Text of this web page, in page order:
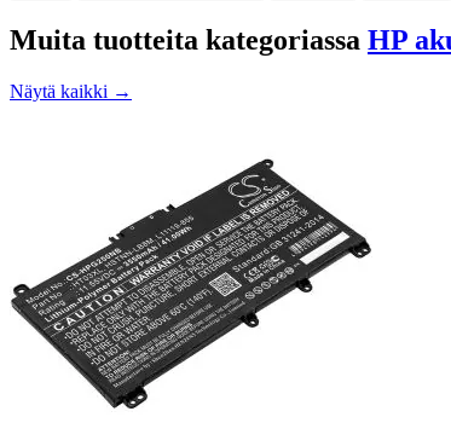
Muita tuotteita kategoriassa HP
Näytä kaikki →